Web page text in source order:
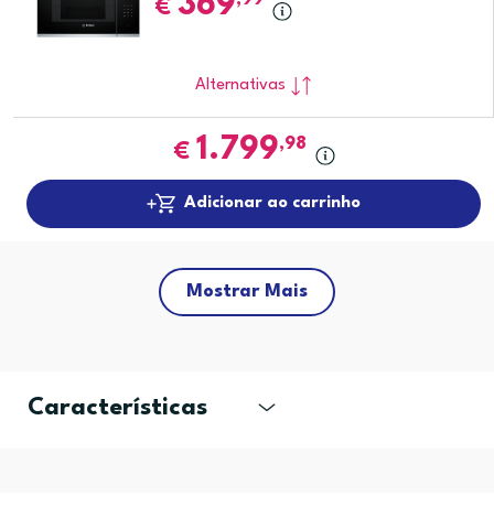
€
Alternativas
€ 1.799,98
Adicionar ao carrinho
Mostrar Mais
Características